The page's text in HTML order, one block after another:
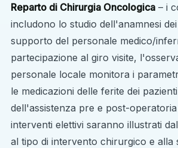
Reparto di Chirurgia Oncologica – i
includono lo studio dell'anamnesi
supporto del personale medico/
partecipazione al giro visite,
personale locale monitora i
le medicazioni delle ferite dei
dell'assistenza pre e post-operatoria
interventi elettivi saranno illustrati
al tipo di intervento chirurgico e alla